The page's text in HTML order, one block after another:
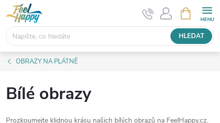
Přejít
na
obsah
HLEDAT
NÁKUPNÍ
KOŠÍK
OBRAZY NA PLÁTNĚ
Bílé obrazy
Prozkoumejte klidnou krásu našich bílých obrazů na FeelHappy.cz.